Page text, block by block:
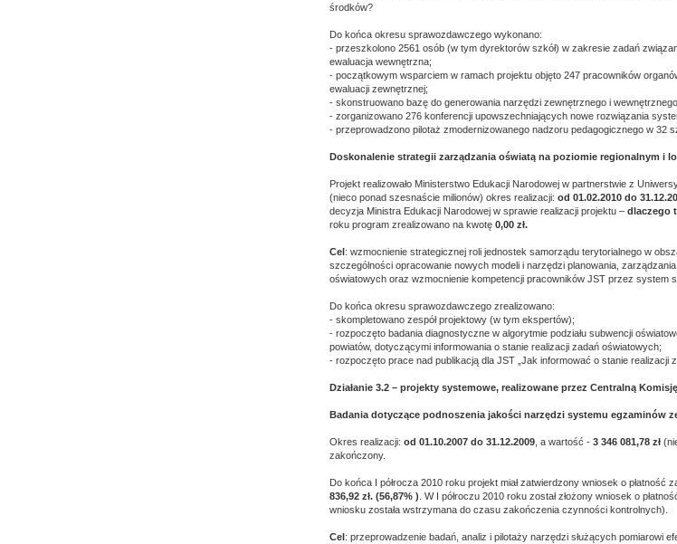
środków?
Do końca okresu sprawozdawczego wykonano:
- przeszkolono 2561 osób (w tym dyrektorów szkół) w zakresie zadań
ewaluacja wewnętrzna;
- początkowym wsparciem w ramach projektu objęto 247 pracowników
ewaluacji zewnętrznej;
- skonstruowano bazę do generowania narzędzi zewnętrznego i
- zorganizowano 276 konferencji upowszechniających nowe rozwiązania
- przeprowadzono pilotaż zmodernizowanego nadzoru pedagogicznego w 32
Doskonalenie strategii zarządzania oświatą na poziomie regionalnym i
Projekt realizowało Ministerstwo Edukacji Narodowej w partnerstwie z
(nieco ponad szesnaście milionów) okres realizacji: od 01.02.2010 do
decyzja Ministra Edukacji Narodowej w sprawie realizacji projektu – dlaczego
roku program zrealizowano na kwotę 0,00 zł.
Cel: wzmocnienie strategicznej roli jednostek samorządu terytorialnego w
szczególności opracowanie nowych modeli i narzędzi planowania,
oświatowych oraz wzmocnienie kompetencji pracowników JST przez system
Do końca okresu sprawozdawczego zrealizowano:
- skompletowano zespół projektowy (w tym ekspertów);
- rozpoczęto badania diagnostyczne w algorytmie podziału subwencji
powiatów, dotyczącymi informowania o stanie realizacji zadań oświatowych;
- rozpoczęto prace nad publikacją dla JST „Jak informować o stanie realizacji
Działanie 3.2 – projekty systemowe, realizowane przez Centralną
Badania dotyczące podnoszenia jakości narzędzi systemu egzaminów
Okres realizacji: od 01.10.2007 do 31.12.2009 , a wartość - 3 346 081,78 zł
zakończony.
Do końca I półrocza 2010 roku projekt miał zatwierdzony wniosek o płatność
836,92 zł. (56,87% ) . W I półroczu 2010 roku został złożony wniosek o
wniosku została wstrzymana do czasu zakończenia czynności kontrolnych).
Cel: przeprowadzenie badań, analiz i pilotaży narzędzi służących pomiarowi